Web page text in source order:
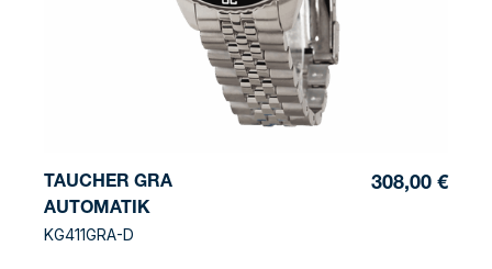
TAUCHER GRA
AUTOMATIK
KG411GRA-D
308,00 €